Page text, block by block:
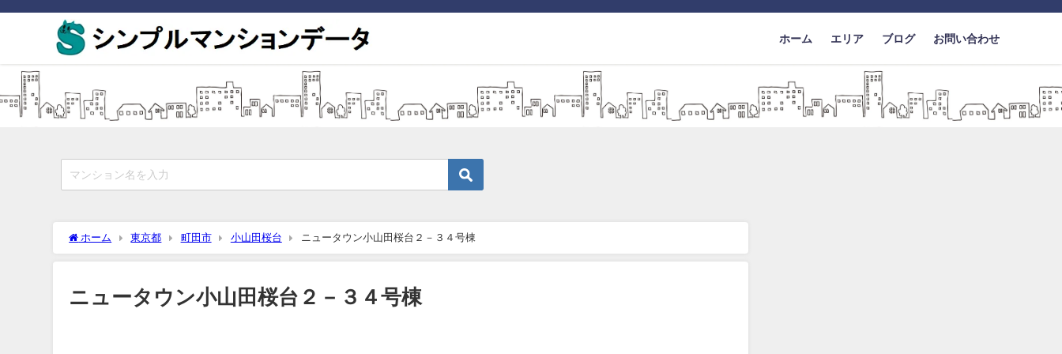
ホーム エリア ブログ お問い合わせ
ホーム 東京都 町田市 小山田桜台 ニュータウン小山田桜台２－３４号棟
ニュータウン小山田桜台２－３４号棟